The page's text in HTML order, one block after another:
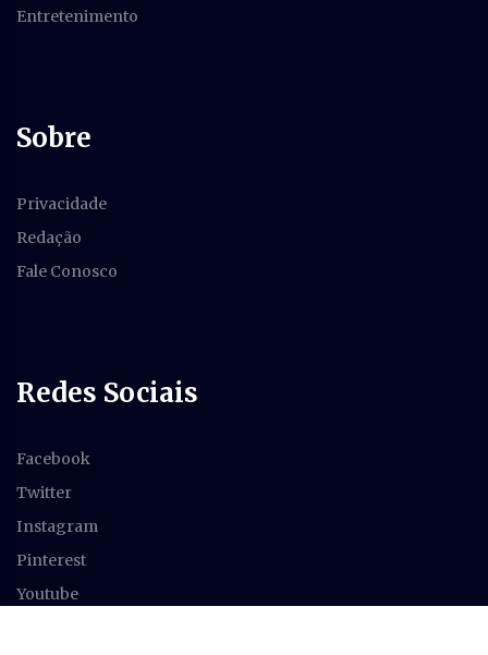
Entretenimento
Sobre
Privacidade
Redação
Fale Conosco
Redes Sociais
Facebook
Twitter
Instagram
Pinterest
Youtube